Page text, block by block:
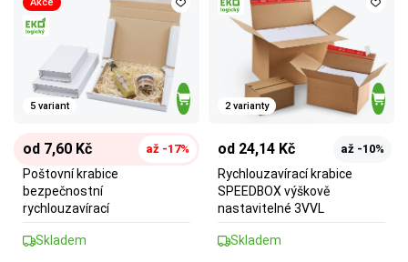
5 variant
od 7,60 Kč až -17%
Poštovní krabice
bezpečnostní
rychlouzavírací
Skladem
2 varianty
od 24,14 Kč až -10%
Rychlouzavírací krabice
SPEEDBOX výškově
nastavitelné 3VVL
Skladem